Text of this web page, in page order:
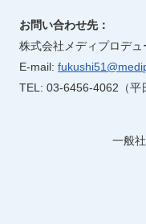
お問い合わせ先：
株式会社メディプロデュ
E-mail:
TEL: 03-6456-4062（平
一般